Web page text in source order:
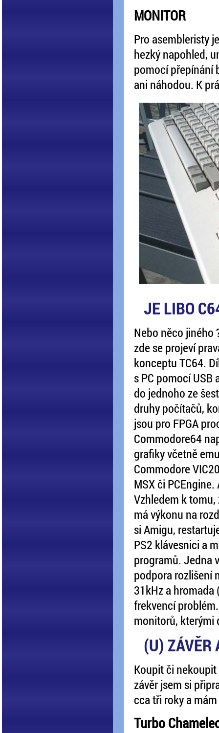
MONITOR
Pro asembleristy
hezký napohled,
pomocí přepínání
ani náhodou. K
JE LIBO
Nebo něco jiného
zde se projeví
konceptu TC64.
s PC pomocí USB
do jednoho ze
druhy počítačů,
jsou pro FPGA
Commodore64
grafiky včetně
Commodore
MSX či
Vzhledem k tomu,
má výkonu na
si Amigu,
PS2 klávesnici a
programů. Jedna
podpora rozlišení
31kHz a
frekvencí
monitorů, kterými
(U) ZÁVĚR
Koupit či
závěr jsem si
cca tři roky a
Turbo